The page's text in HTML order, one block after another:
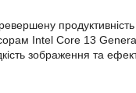
Intel Core 13
зображення та